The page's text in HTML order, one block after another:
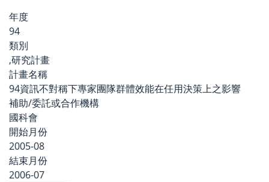
年度
94
類別
,研究計畫
計畫名稱
94資訊不對稱下專家團隊群體效能在任用決策上之影響
補助/委託或合作機構
國科會
開始月份
2005-08
結束月份
2006-07